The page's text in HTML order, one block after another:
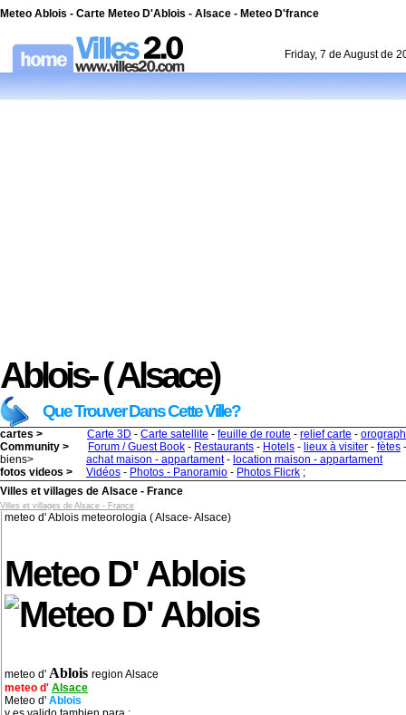
Meteo Ablois - Carte Meteo D'Ablois - Alsace - Meteo D'france
Friday, 7 de August de
Ablois- ( Alsace)
Que Trouver Dans Cette Ville?
cartes > Carte 3D - Carte satellite - feuille de route - relief carte -
Community >
Forum / Guest Book - Restaurants - Hotels - lieux à visiter - fètes
biens>
achat maison - appartament- location maison - appartament
fotos videos >
Vidéos - Photos - Panoramio - Photos Flicrk ;
Villes et villages de Alsace - France
Villes et villages de Alsace - France
meteo d' Ablois meteorologia ( Alsace- Alsace)
Meteo D' Ablois
meteo d' Ablois region Alsace
meteo d' Alsace
Meteo d' Ablois